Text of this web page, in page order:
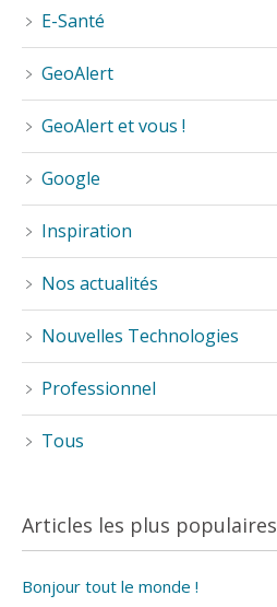
E-Santé
GeoAlert
GeoAlert et vous !
Google
Inspiration
Nos actualités
Nouvelles Technologies
Professionnel
Tous
Articles les plus populaires
Bonjour tout le monde !